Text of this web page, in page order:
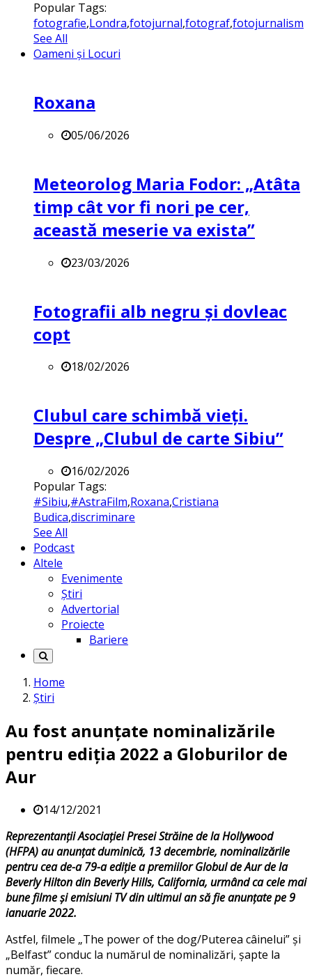
Popular Tags:
fotografie,Londra,fotojurnal,fotograf,fotojurnalism
See All
Oameni și Locuri
Roxana
05/06/2026
Meteorolog Maria Fodor: „Atâta
timp cât vor fi nori pe cer,
această meserie va exista”
23/03/2026
Fotografii alb negru și dovleac
copt
18/02/2026
Clubul care schimbă vieți.
Despre „Clubul de carte Sibiu”
16/02/2026
Popular Tags:
#Sibiu,#AstraFilm,Roxana,Cristiana
Budica,discriminare
See All
Podcast
Altele
Evenimente
Știri
Advertorial
Proiecte
Bariere
Home
Știri
Au fost anunțate nominalizările
pentru ediția 2022 a Globurilor de
Aur
14/12/2021
Reprezentanții Asociației Presei Străine de la Hollywood
(HFPA) au anunțat duminică, 13 decembrie, nominalizările
pentru cea de-a 79-a ediție a premiilor Globul de Aur de la
Beverly Hilton din Beverly Hills, California, urmând ca cele mai
bune filme și emisiuni TV din ultimul an să fie anunțate pe 9
ianuarie 2022.
Astfel, filmele „The power of the dog/Puterea câinelui” și
„Belfast” conduc la numărul de nominalizări, șapte la
număr, fiecare.